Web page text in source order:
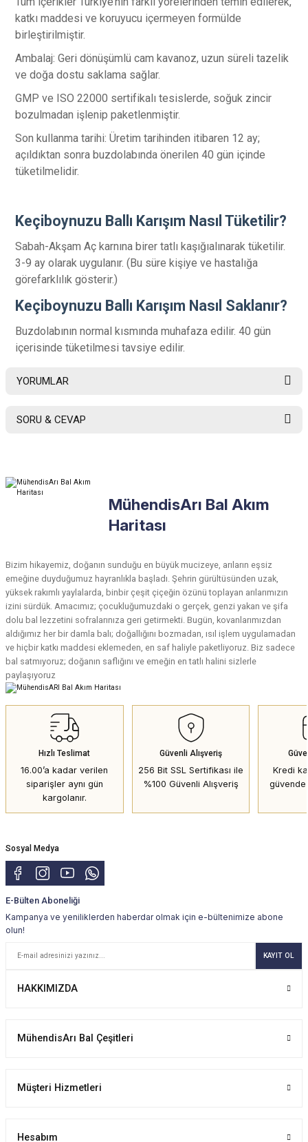
katkı maddesi ve koruyucu içermeyen formülde
birleştirilmiştir.
Ambalaj: Geri dönüşümlü cam kavanoz, uzun süreli tazelik
ve doğa dostu saklama sağlar.
GMP ve ISO 22000 sertifikalı tesislerde, soğuk zincir
bozulmadan işlenip paketlenmiştir.
Son kullanma tarihi: Üretim tarihinden itibaren 12 ay;
açıldıktan sonra buzdolabında önerilen 40 gün içinde
tüketilmelidir.
Keçiboynuzu Ballı Karışım Nasıl Tüketilir?
Sabah-Akşam Aç karnına birer tatlı kaşığıalınarak tüketilir.
3-9 ay olarak uygulanır. (Bu süre kişiye ve hastalığa
görefarklılık gösterir.)
Keçiboynuzu Ballı Karışım Nasıl Saklanır?
Buzdolabının normal kısmında muhafaza edilir. 40 gün
içerisinde tüketilmesi tavsiye edilir.
YORUMLAR
SORU & CEVAP
MühendisArı Bal Akım
Haritası
Bizim hikayemiz, doğanın sunduğu en büyük mucizeye, arıların eşsiz
emeğine duyduğumuz hayranlıkla başladı. Şehrin gürültüsünden uzak,
yüksek rakımlı yaylalarda, binbir çeşit çiçeğin özünü toplayan arılarımızın
izini sürdük. Amacımız; çocukluğumuzdaki o gerçek, genzi yakan ve şifa
dolu bal lezzetini sofralarınıza geri getirmekti. Bugün, kovanlarımızdan
aldığımız her bir damla balı; doğallığını bozmadan, ısıl işlem uygulamadan
ve hiçbir katkı maddesi eklemeden, en saf haliyle paketliyoruz. Biz sadece
bal satmıyoruz; doğanın saflığını ve emeğin en tatlı halini sizlerle
paylaşıyoruz
Hızlı Teslimat
16.00’a kadar verilen
siparişler aynı gün
kargolanır.
Güvenli Alışveriş
256 Bit SSL Sertifikası ile
%100 Güvenli Alışveriş
Kredi
güvende
Sosyal Medya
E-Bülten Aboneliği
Kampanya ve yeniliklerden haberdar olmak için e-bültenimize abone
olun!
KAYIT OL
HAKKIMIZDA
MühendisArı Bal Çeşitleri
Müşteri Hizmetleri
Hesabım